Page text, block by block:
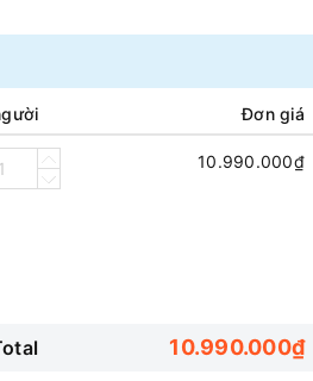
Đơn giá
10.990.000₫
10.990.000₫